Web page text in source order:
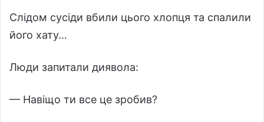
Слідом сусіди вбили цього хлопця та спалили
його хату…
Люди запитали диявола:
— Навіщо ти все це зробив?